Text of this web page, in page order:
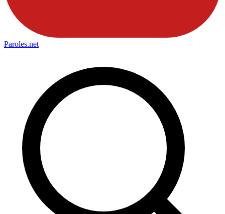
Paroles.net